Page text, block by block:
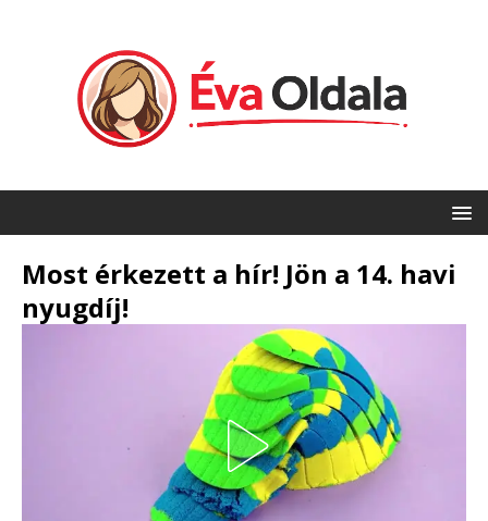
Most érkezett a hír! Jön a 14. havi
nyugdíj!